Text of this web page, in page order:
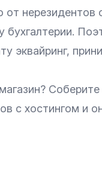
нерезидентов
эквайринг,
с хостингом и